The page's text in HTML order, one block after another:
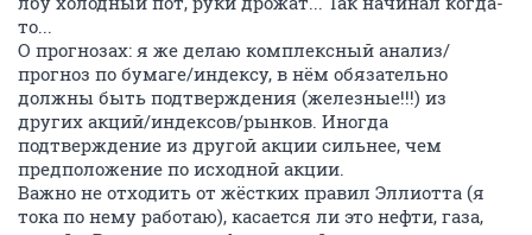
то...
О прогнозах: я же делаю комплексный анализ/
прогноз по бумаге/индексу, в нём обязательно
должны быть подтверждения (железные!!!) из
других акций/индексов/рынков. Иногда
подтверждение из другой акции сильнее, чем
предположение по исходной акции.
Важно не отходить от жёстких правил Эллиотта (я
тока по нему работаю), касается ли это нефти, газа,